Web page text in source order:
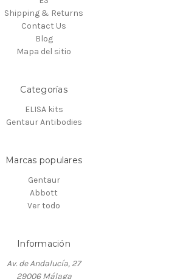
Shipping & Returns
Contact Us
Blog
Mapa del sitio
Categorías
ELISA kits
Gentaur Antibodies
Marcas populares
Gentaur
Abbott
Ver todo
Información
Av. de Andalucía, 27
29006 Málaga